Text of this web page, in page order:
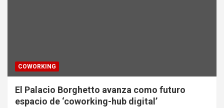
COWORKING
El Palacio Borghetto avanza como futuro
espacio de ‘coworking-hub digital’